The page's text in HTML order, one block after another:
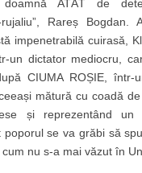
ATÂT de
rujaliu”, Rareș Bogdan.
impenetrabilă cuirasă,
un dictator mediocru,
CIUMA ROȘIE, într-
mătură cu coadă
și reprezentând un
poporul se va grăbi să
nu s-a mai văzut în